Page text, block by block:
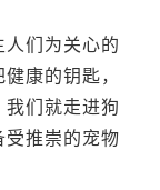
们为关心的
康的钥匙，
们就走进狗
推崇的宠物